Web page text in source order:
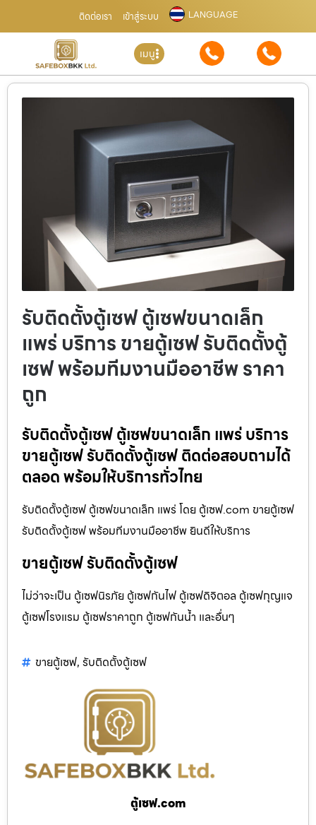
ติดต่อเรา เข้าสู่ระบบ LANGUAGE
เมนู
รับติดตั้งตู้เซฟ ตู้เซฟขนาดเล็ก
แพร่ บริการ ขายตู้เซฟ รับติดตั้งตู้
เซฟ พร้อมทีมงานมืออาชีพ ราคา
ถูก
รับติดตั้งตู้เซฟ ตู้เซฟขนาดเล็ก แพร่ บริการ
ขายตู้เซฟ รับติดตั้งตู้เซฟ ติดต่อสอบถามได้
ตลอด พร้อมให้บริการทั่วไทย
รับติดตั้งตู้เซฟ ตู้เซฟขนาดเล็ก แพร่ โดย ตู้เซฟ.com ขายตู้เซฟ
รับติดตั้งตู้เซฟ พร้อมทีมงานมืออาชีพ ยินดีให้บริการ
ขายตู้เซฟ รับติดตั้งตู้เซฟ
ไม่ว่าจะเป็น ตู้เซฟนิรภัย ตู้เซฟกันไฟ ตู้เซฟดิจิตอล ตู้เซฟกุญแจ
ตู้เซฟโรงแรม ตู้เซฟราคาถูก ตู้เซฟกันน้ำ และอื่นๆ
ขายตู้เซฟ, รับติดตั้งตู้เซฟ
ตู้เซฟ.com